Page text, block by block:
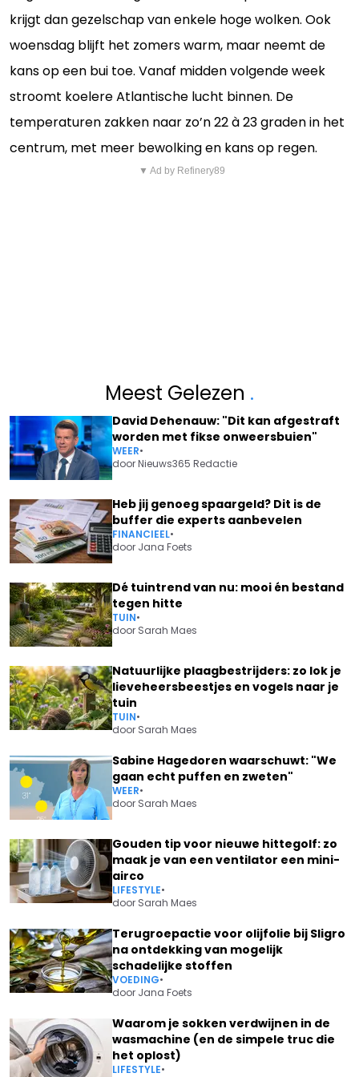
krijgt dan gezelschap van enkele hoge wolken. Ook
woensdag blijft het zomers warm, maar neemt de
kans op een bui toe. Vanaf midden volgende week
stroomt koelere Atlantische lucht binnen. De
temperaturen zakken naar zo’n 22 à 23 graden in het
centrum, met meer bewolking en kans op regen.
▼ Ad by Refinery89
Meest Gelezen .
David Dehenauw: "Dit kan afgestraft
worden met fikse onweersbuien"
WEER•
doorNieuws365 Redactie
Heb jij genoeg spaargeld? Dit is de
buffer die experts aanbevelen
FINANCIEEL•
door Jana Foets
Dé tuintrend van nu: mooi én bestand
tegen hitte
TUIN•
door Sarah Maes
Natuurlijke plaagbestrijders: zo lok je
lieveheersbeestjes en vogels naar je
tuin
TUIN•
door Sarah Maes
Sabine Hagedoren waarschuwt: "We
gaan echt puffen en zweten"
WEER•
door Sarah Maes
Gouden tip voor nieuwe hittegolf: zo
maak je van een ventilator een mini-
airco
LIFESTYLE•
door Sarah Maes
Terugroepactie voor olijfolie bij Sligro
na ontdekking van mogelijk
schadelijke stoffen
VOEDING•
door Jana Foets
Waarom je sokken verdwijnen in de
wasmachine (en de simpele truc die
het oplost)
LIFESTYLE•